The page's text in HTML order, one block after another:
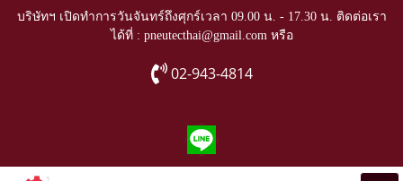
บริษัทฯ เปิดทำการวันจันทร์ถึงศุกร์เวลา 09.00 น. - 17.30 น. ติดต่อเรา
ได้ที่ : pneutecthai@gmail.com หรือ
02-943-4814